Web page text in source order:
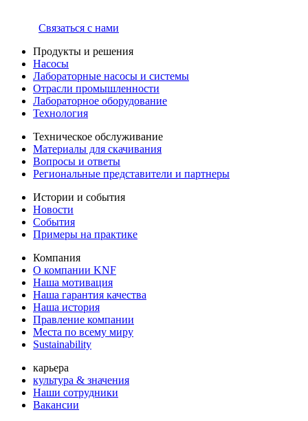
Связаться с нами
Продукты и решения
Насосы
Лабораторные насосы и системы
Отрасли промышленности
Лабораторное оборудование
Технология
Техническое обслуживание
Материалы для скачивания
Вопросы и ответы
Региональные представители и партнеры
Истории и события
Новости
События
Примеры на практике
Компания
О компании KNF
Наша мотивация
Наша гарантия качества
Наша история
Правление компании
Места по всему миру
Sustainability
карьера
культура & значения
Наши сотрудники
Вакансии